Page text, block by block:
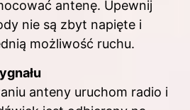
antenę. Upewnij
nie są zbyt napięte i
możliwość ruchu.
anteny uruchom radio i